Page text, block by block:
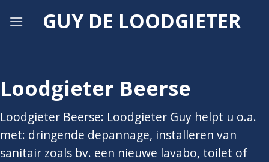
GUY DE LOODGIETER
Loodgieter Beerse
Loodgieter Beerse: Loodgieter Guy helpt u o.a.
met: dringende depannage, installeren van
sanitair zoals bv. een nieuwe lavabo, toilet of